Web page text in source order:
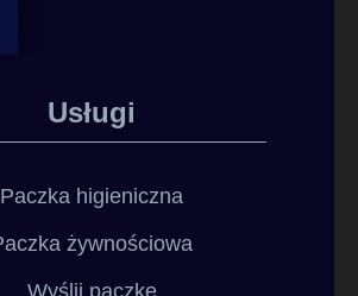
Usługi
Paczka higieniczna
żywnościowa